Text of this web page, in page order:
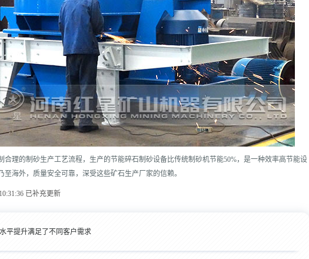
合理的制砂生产工艺流程，生产的节能碎石制砂设备比传统制砂机节能50%，是一种效率高节能设
至海外，质量安全可靠，深受这些矿石生产厂家的信赖。
已补充更新
平提升满足了不同客户需求